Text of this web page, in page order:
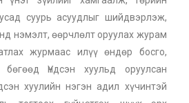
суурь асуудлыг шийдвэрлэж,
нэмэлт, өөрчлөлт оруулах журам
журмаас илүү өндөр босго,
Үндсэн хуульд оруулсан
хуулийн нэгэн адил хүчинтэй